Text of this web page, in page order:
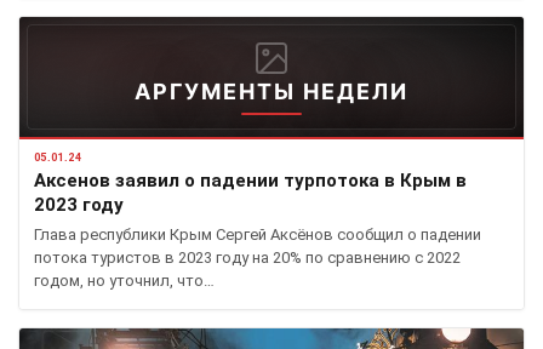
АРГУМЕНТЫ НЕДЕЛИ
05.01.24
Аксенов заявил о падении турпотока в Крым в
2023 году
Глава республики Крым Сергей Аксёнов сообщил о падении
потока туристов в 2023 году на 20% по сравнению с 2022
годом, но уточнил, что…